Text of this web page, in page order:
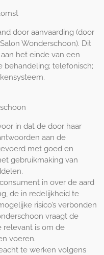
door aanvaarding (door
Wonderschoon). Dit
het einde van een
behandeling; telefonisch;
in dat de door haar
aan de
met goed en
gebruikmaking van
in over de aard
de in redelijkheid te
risico’s verbonden
vraagt de
relevant is om de
voeren.
te werken volgens